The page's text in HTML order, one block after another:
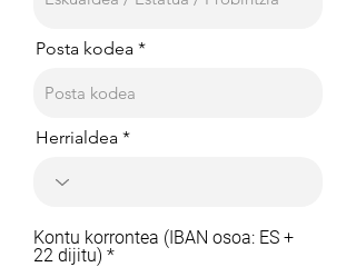
Posta kodea
Herrialdea
Kontu korrontea (IBAN osoa: ES +
22 dijitu)